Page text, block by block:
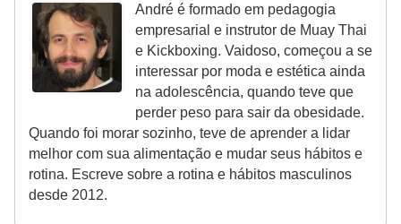
André é formado em pedagogia
empresarial e instrutor de Muay Thai
e Kickboxing. Vaidoso, começou a se
interessar por moda e estética ainda
na adolescência, quando teve que
perder peso para sair da obesidade.
Quando foi morar sozinho, teve de aprender a lidar
melhor com sua alimentação e mudar seus hábitos e
rotina. Escreve sobre a rotina e hábitos masculinos
desde 2012.
e
s
s
ó
i
o
s